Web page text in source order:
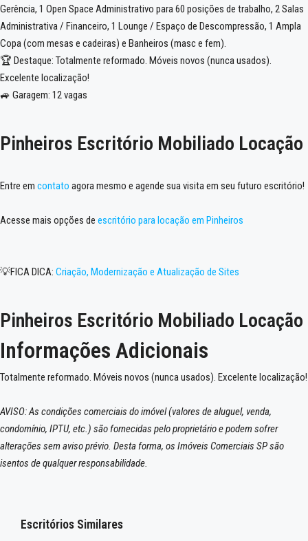
Gerência, 1 Open Space Administrativo para 60 posições de trabalho, 2 Salas
Administrativa / Financeiro, 1 Lounge / Espaço de Descompressão, 1 Ampla
Copa (com mesas e cadeiras) e Banheiros (masc e fem).
🏆 Destaque: Totalmente reformado. Móveis novos (nunca usados).
Excelente localização!
🚙 Garagem: 12 vagas
Pinheiros Escritório Mobiliado Locação
Entre em contato agora mesmo e agende sua visita em seu futuro escritório!
Acesse mais opções de escritório para locação em Pinheiros
💡FICA DICA: Criação, Modernização e Atualização de Sites
Pinheiros Escritório Mobiliado Locação
Informações Adicionais
Totalmente reformado. Móveis novos (nunca usados). Excelente localização!
AVISO: As condições comerciais do imóvel (valores de aluguel, venda,
condomínio, IPTU, etc.) são fornecidas pelo proprietário e podem sofrer
alterações sem aviso prévio. Desta forma, os Imóveis Comerciais SP são
isentos de qualquer responsabilidade.
Escritórios Similares